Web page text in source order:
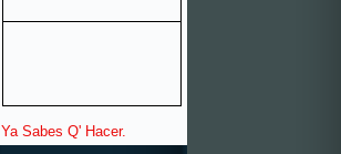
Ya Sabes Q' Hacer.